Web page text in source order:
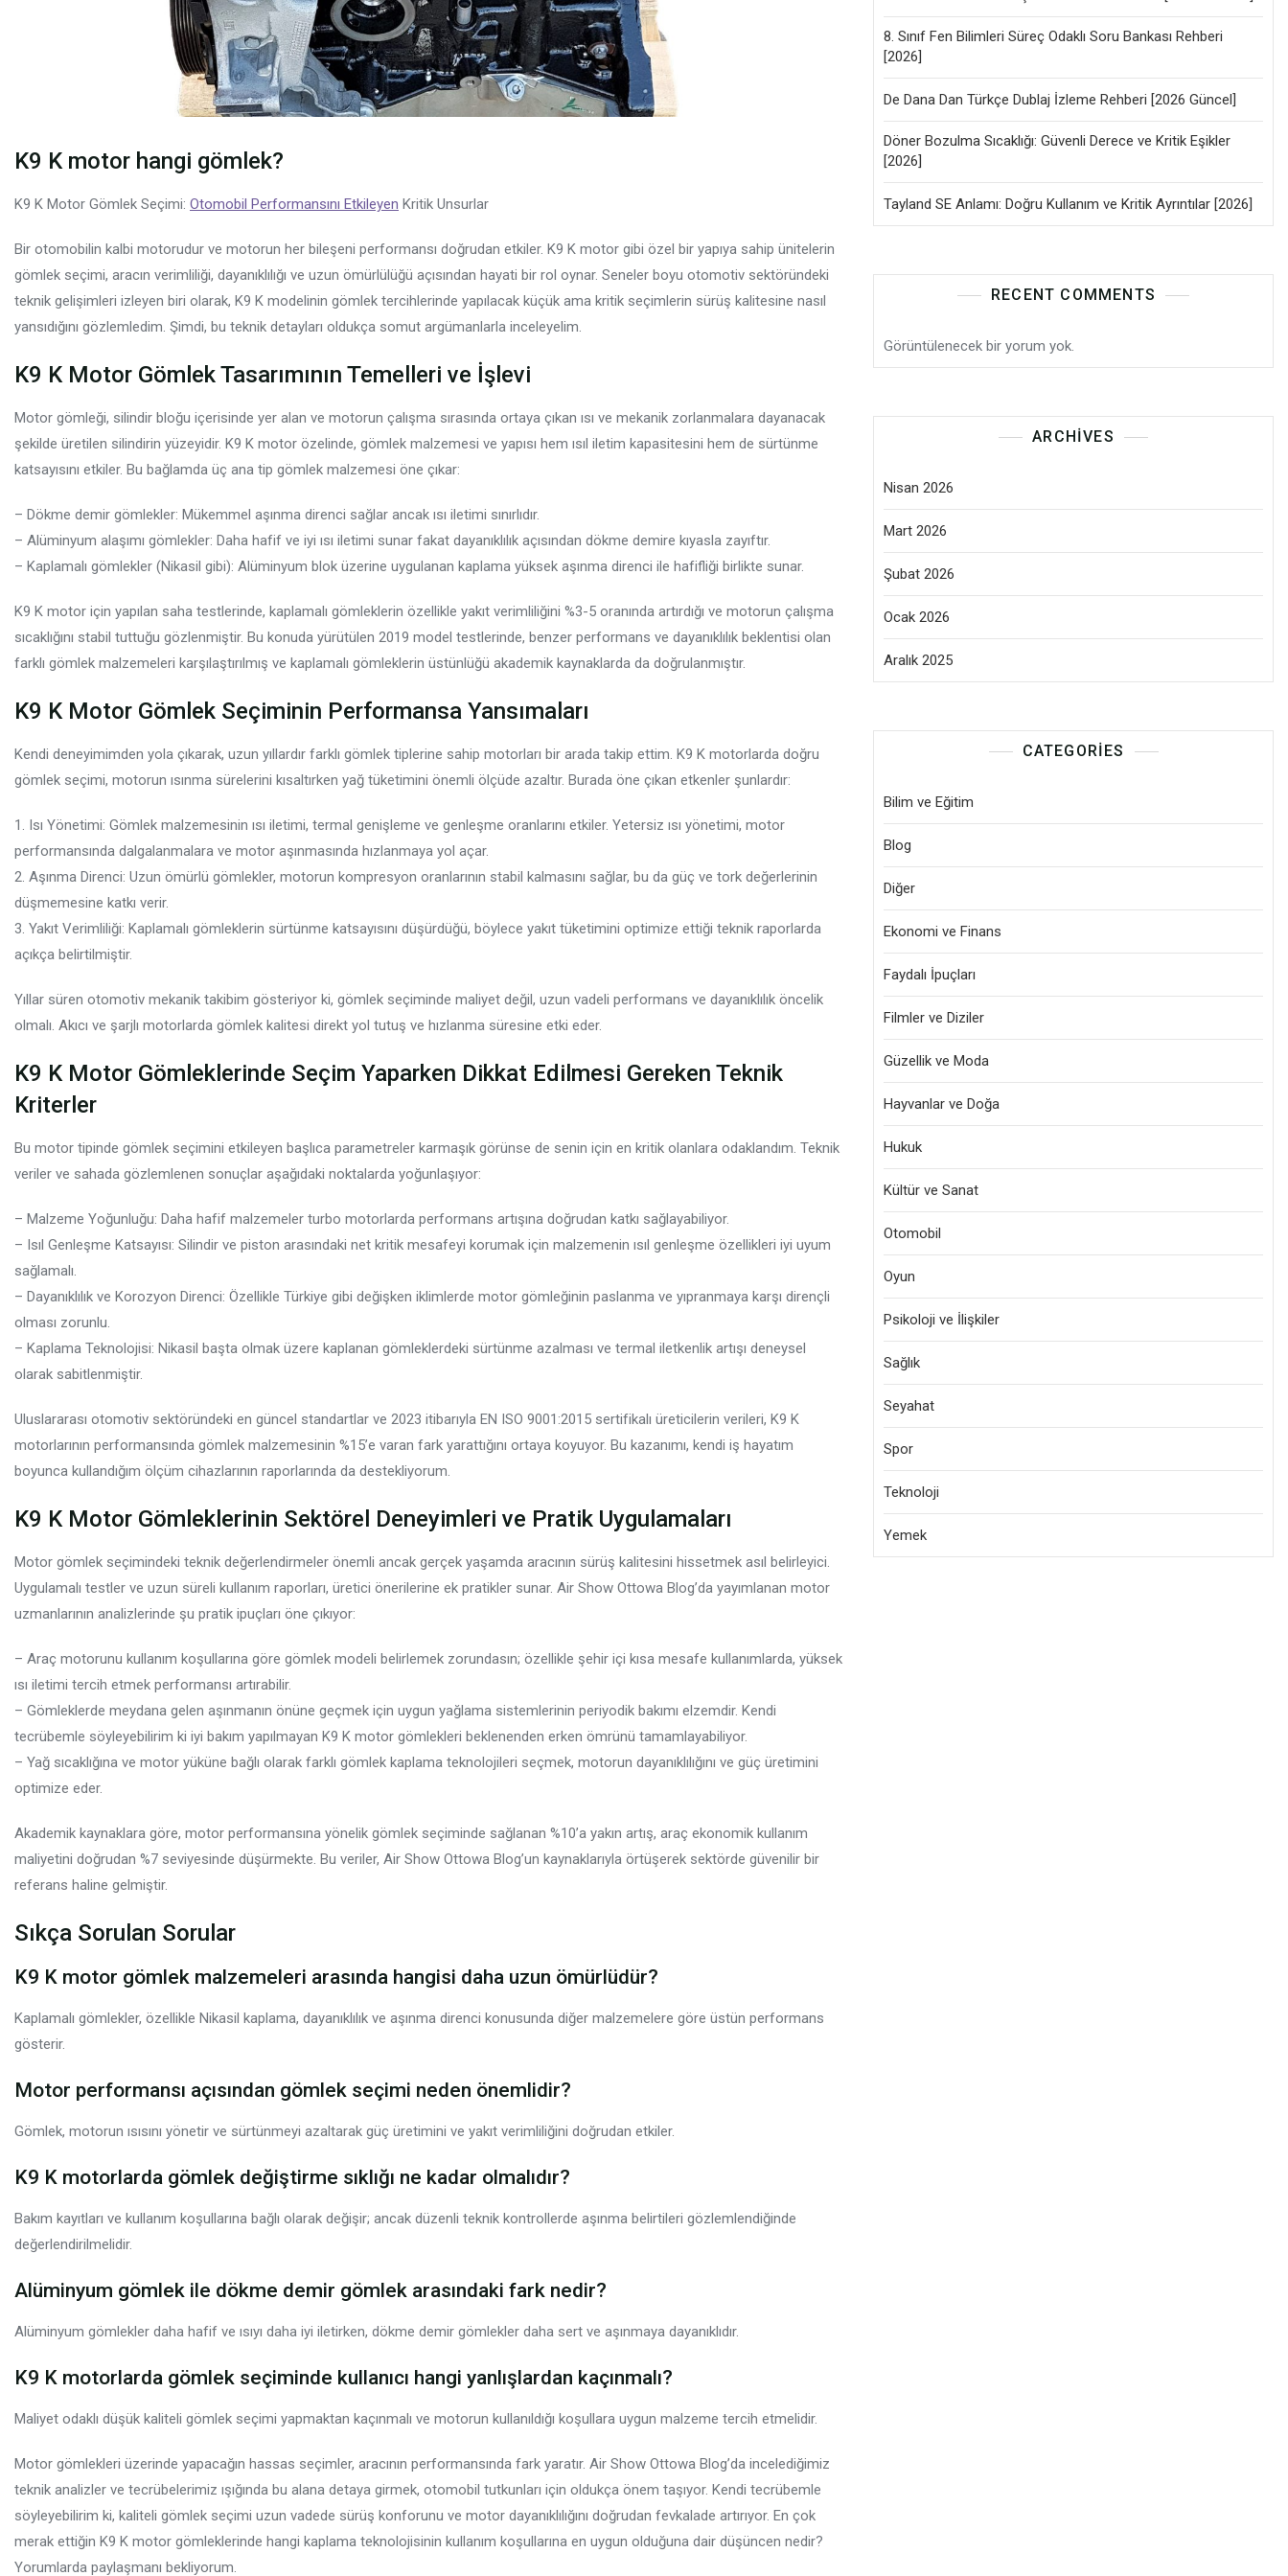
K9 K motor hangi gömlek?
K9 K Motor Gömlek Seçimi: Otomobil Performansını Etkileyen Kritik Unsurlar
Bir otomobilin kalbi motorudur ve motorun her bileşeni performansı doğrudan etkiler. K9 K motor gibi özel bir yapıya sahip ünitelerin
gömlek seçimi, aracın verimliliği, dayanıklılığı ve uzun ömürlülüğü açısından hayati bir rol oynar. Seneler boyu otomotiv sektöründeki
teknik gelişimleri izleyen biri olarak, K9 K modelinin gömlek tercihlerinde yapılacak küçük ama kritik seçimlerin sürüş kalitesine nasıl
yansıdığını gözlemledim. Şimdi, bu teknik detayları oldukça somut argümanlarla inceleyelim.
K9 K Motor Gömlek Tasarımının Temelleri ve İşlevi
Motor gömleği, silindir bloğu içerisinde yer alan ve motorun çalışma sırasında ortaya çıkan ısı ve mekanik zorlanmalara dayanacak
şekilde üretilen silindirin yüzeyidir. K9 K motor özelinde, gömlek malzemesi ve yapısı hem ısıl iletim kapasitesini hem de sürtünme
katsayısını etkiler. Bu bağlamda üç ana tip gömlek malzemesi öne çıkar:
– Dökme demir gömlekler: Mükemmel aşınma direnci sağlar ancak ısı iletimi sınırlıdır.
– Alüminyum alaşımı gömlekler: Daha hafif ve iyi ısı iletimi sunar fakat dayanıklılık açısından dökme demire kıyasla zayıftır.
– Kaplamalı gömlekler (Nikasil gibi): Alüminyum blok üzerine uygulanan kaplama yüksek aşınma direnci ile hafifliği birlikte sunar.
K9 K motor için yapılan saha testlerinde, kaplamalı gömleklerin özellikle yakıt verimliliğini %3-5 oranında artırdığı ve motorun çalışma
sıcaklığını stabil tuttuğu gözlenmiştir. Bu konuda yürütülen 2019 model testlerinde, benzer performans ve dayanıklılık beklentisi olan
farklı gömlek malzemeleri karşılaştırılmış ve kaplamalı gömleklerin üstünlüğü akademik kaynaklarda da doğrulanmıştır.
K9 K Motor Gömlek Seçiminin Performansa Yansımaları
Kendi deneyimimden yola çıkarak, uzun yıllardır farklı gömlek tiplerine sahip motorları bir arada takip ettim. K9 K motorlarda doğru
gömlek seçimi, motorun ısınma sürelerini kısaltırken yağ tüketimini önemli ölçüde azaltır. Burada öne çıkan etkenler şunlardır:
1. Isı Yönetimi: Gömlek malzemesinin ısı iletimi, termal genişleme ve genleşme oranlarını etkiler. Yetersiz ısı yönetimi, motor
performansında dalgalanmalara ve motor aşınmasında hızlanmaya yol açar.
2. Aşınma Direnci: Uzun ömürlü gömlekler, motorun kompresyon oranlarının stabil kalmasını sağlar, bu da güç ve tork değerlerinin
düşmemesine katkı verir.
3. Yakıt Verimliliği: Kaplamalı gömleklerin sürtünme katsayısını düşürdüğü, böylece yakıt tüketimini optimize ettiği teknik raporlarda
açıkça belirtilmiştir.
Yıllar süren otomotiv mekanik takibim gösteriyor ki, gömlek seçiminde maliyet değil, uzun vadeli performans ve dayanıklılık öncelik
olmalı. Akıcı ve şarjlı motorlarda gömlek kalitesi direkt yol tutuş ve hızlanma süresine etki eder.
K9 K Motor Gömleklerinde Seçim Yaparken Dikkat Edilmesi Gereken Teknik
Kriterler
Bu motor tipinde gömlek seçimini etkileyen başlıca parametreler karmaşık görünse de senin için en kritik olanlara odaklandım. Teknik
veriler ve sahada gözlemlenen sonuçlar aşağıdaki noktalarda yoğunlaşıyor:
– Malzeme Yoğunluğu: Daha hafif malzemeler turbo motorlarda performans artışına doğrudan katkı sağlayabiliyor.
– Isıl Genleşme Katsayısı: Silindir ve piston arasındaki net kritik mesafeyi korumak için malzemenin ısıl genleşme özellikleri iyi uyum
sağlamalı.
– Dayanıklılık ve Korozyon Direnci: Özellikle Türkiye gibi değişken iklimlerde motor gömleğinin paslanma ve yıpranmaya karşı dirençli
olması zorunlu.
– Kaplama Teknolojisi: Nikasil başta olmak üzere kaplanan gömleklerdeki sürtünme azalması ve termal iletkenlik artışı deneysel
olarak sabitlenmiştir.
Uluslararası otomotiv sektöründeki en güncel standartlar ve 2023 itibarıyla EN ISO 9001:2015 sertifikalı üreticilerin verileri, K9 K
motorlarının performansında gömlek malzemesinin %15’e varan fark yarattığını ortaya koyuyor. Bu kazanımı, kendi iş hayatım
boyunca kullandığım ölçüm cihazlarının raporlarında da destekliyorum.
K9 K Motor Gömleklerinin Sektörel Deneyimleri ve Pratik Uygulamaları
Motor gömlek seçimindeki teknik değerlendirmeler önemli ancak gerçek yaşamda aracının sürüş kalitesini hissetmek asıl belirleyici.
Uygulamalı testler ve uzun süreli kullanım raporları, üretici önerilerine ek pratikler sunar. Air Show Ottowa Blog’da yayımlanan motor
uzmanlarının analizlerinde şu pratik ipuçları öne çıkıyor:
– Araç motorunu kullanım koşullarına göre gömlek modeli belirlemek zorundasın; özellikle şehir içi kısa mesafe kullanımlarda, yüksek
ısı iletimi tercih etmek performansı artırabilir.
– Gömleklerde meydana gelen aşınmanın önüne geçmek için uygun yağlama sistemlerinin periyodik bakımı elzemdir. Kendi
tecrübemle söyleyebilirim ki iyi bakım yapılmayan K9 K motor gömlekleri beklenenden erken ömrünü tamamlayabiliyor.
– Yağ sıcaklığına ve motor yüküne bağlı olarak farklı gömlek kaplama teknolojileri seçmek, motorun dayanıklılığını ve güç üretimini
optimize eder.
Akademik kaynaklara göre, motor performansına yönelik gömlek seçiminde sağlanan %10’a yakın artış, araç ekonomik kullanım
maliyetini doğrudan %7 seviyesinde düşürmekte. Bu veriler, Air Show Ottowa Blog’un kaynaklarıyla örtüşerek sektörde güvenilir bir
referans haline gelmiştir.
Sıkça Sorulan Sorular
K9 K motor gömlek malzemeleri arasında hangisi daha uzun ömürlüdür?
Kaplamalı gömlekler, özellikle Nikasil kaplama, dayanıklılık ve aşınma direnci konusunda diğer malzemelere göre üstün performans
gösterir.
Motor performansı açısından gömlek seçimi neden önemlidir?
Gömlek, motorun ısısını yönetir ve sürtünmeyi azaltarak güç üretimini ve yakıt verimliliğini doğrudan etkiler.
K9 K motorlarda gömlek değiştirme sıklığı ne kadar olmalıdır?
Bakım kayıtları ve kullanım koşullarına bağlı olarak değişir; ancak düzenli teknik kontrollerde aşınma belirtileri gözlemlendiğinde
değerlendirilmelidir.
Alüminyum gömlek ile dökme demir gömlek arasındaki fark nedir?
Alüminyum gömlekler daha hafif ve ısıyı daha iyi iletirken, dökme demir gömlekler daha sert ve aşınmaya dayanıklıdır.
K9 K motorlarda gömlek seçiminde kullanıcı hangi yanlışlardan kaçınmalı?
Maliyet odaklı düşük kaliteli gömlek seçimi yapmaktan kaçınmalı ve motorun kullanıldığı koşullara uygun malzeme tercih etmelidir.
Motor gömlekleri üzerinde yapacağın hassas seçimler, aracının performansında fark yaratır. Air Show Ottowa Blog’da incelediğimiz
teknik analizler ve tecrübelerimiz ışığında bu alana detaya girmek, otomobil tutkunları için oldukça önem taşıyor. Kendi tecrübemle
söyleyebilirim ki, kaliteli gömlek seçimi uzun vadede sürüş konforunu ve motor dayanıklılığını doğrudan fevkalade artırıyor. En çok
merak ettiğin K9 K motor gömleklerinde hangi kaplama teknolojisinin kullanım koşullarına en uygun olduğuna dair düşüncen nedir?
Yorumlarda paylaşmanı bekliyorum.
8. Sınıf Fen Bilimleri Süreç Odaklı Soru Bankası Rehberi
[2026]
De Dana Dan Türkçe Dublaj İzleme Rehberi [2026 Güncel]
Döner Bozulma Sıcaklığı: Güvenli Derece ve Kritik Eşikler
[2026]
Tayland SE Anlamı: Doğru Kullanım ve Kritik Ayrıntılar [2026]
RECENT COMMENTS
Görüntülenecek bir yorum yok.
ARCHIVES
Nisan 2026
Mart 2026
Şubat 2026
Ocak 2026
Aralık 2025
CATEGORIES
Bilim ve Eğitim
Blog
Diğer
Ekonomi ve Finans
Faydalı İpuçları
Filmler ve Diziler
Güzellik ve Moda
Hayvanlar ve Doğa
Hukuk
Kültür ve Sanat
Otomobil
Oyun
Psikoloji ve İlişkiler
Sağlık
Seyahat
Spor
Teknoloji
Yemek